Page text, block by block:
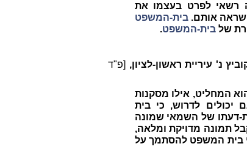
רשאי לפרט בעצמו את
שראה אותם.בית-המשפט
שלבית-המשפט.
נ' עיריית ראשון-לציון, [פ"ד
המחליט, אילו מסקנות
יכולים לדרוש, כי בית
דעתו של השמאי שמונה
תמונה מדויקת ומלאה,
בית המשפט להסתמך על